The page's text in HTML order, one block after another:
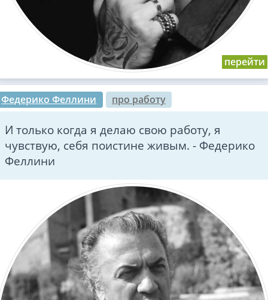
Федерико Феллини про работу
И только когда я делаю свою работу, я
чувствую, себя поистине живым. - Федерико
Феллини